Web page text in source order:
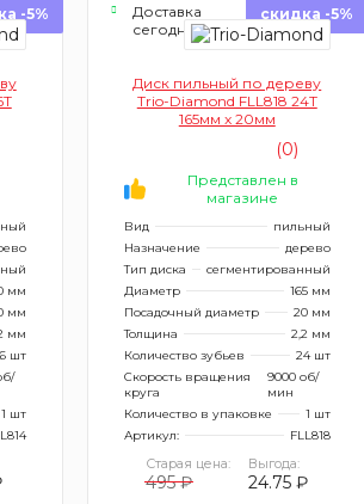
-5%
мм
мм
мм
шт
1 шт
Доставка
сегодня
скидка -5%
Диск пильный по дереву
Trio-Diamond FLL818 24Т
165мм x 20мм
(0)
Представлен в
магазине
Вид
пильный
Назначение
дерево
Тип диска
сегментированный
Диаметр
165 мм
Посадочный диаметр
20 мм
Толщина
2,2 мм
Количество зубьев
24 шт
Скорость вращения
круга
9000 об/
мин
Количество в упаковке
1 шт
Артикул:
FLL818
Старая цена:
495 ₽
Выгода:
24.75 ₽